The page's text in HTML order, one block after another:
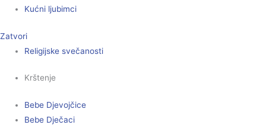
Kućni ljubimci
Zatvori
Religijske svečanosti
Krštenje
Bebe Djevojčice
Bebe Dječaci